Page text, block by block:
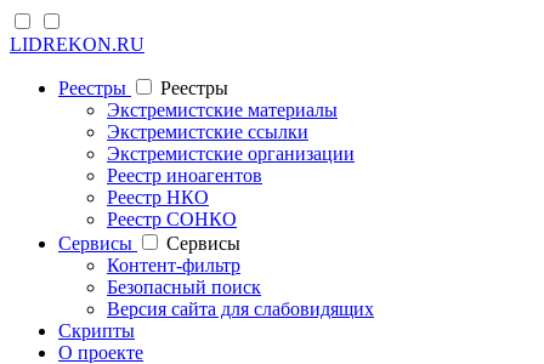
LIDREKON.RU
Реестры
Реестры
Экстремистские материалы
Экстремистские ссылки
Экстремистские организации
Реестр иноагентов
Реестр НКО
Реестр СОНКО
Cервисы
Cервисы
Контент-фильтр
Безопасный поиск
Версия сайта для слабовидящих
Скрипты
О проекте